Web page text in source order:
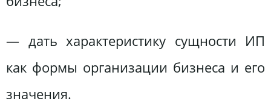
— дать характеристику сущности ИП
как формы организации бизнеса и его
значения.